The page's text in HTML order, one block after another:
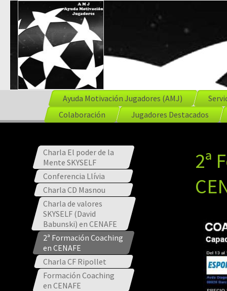
Ayuda Motivación Jugadores (AMJ)
Colaboración
Jugadores Destacados
Charla El poder de la
Mente SKYSELF
Conferencia Llívia
Charla CD Masnou
Charla de valores
SKYSELF (David
Babunski) en CENAFE
2ª Formación Coaching
en CENAFE
Charla CF Ripollet
Formación Coaching
en CENAFE
2ª